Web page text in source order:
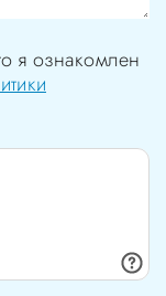
я ознакомлен